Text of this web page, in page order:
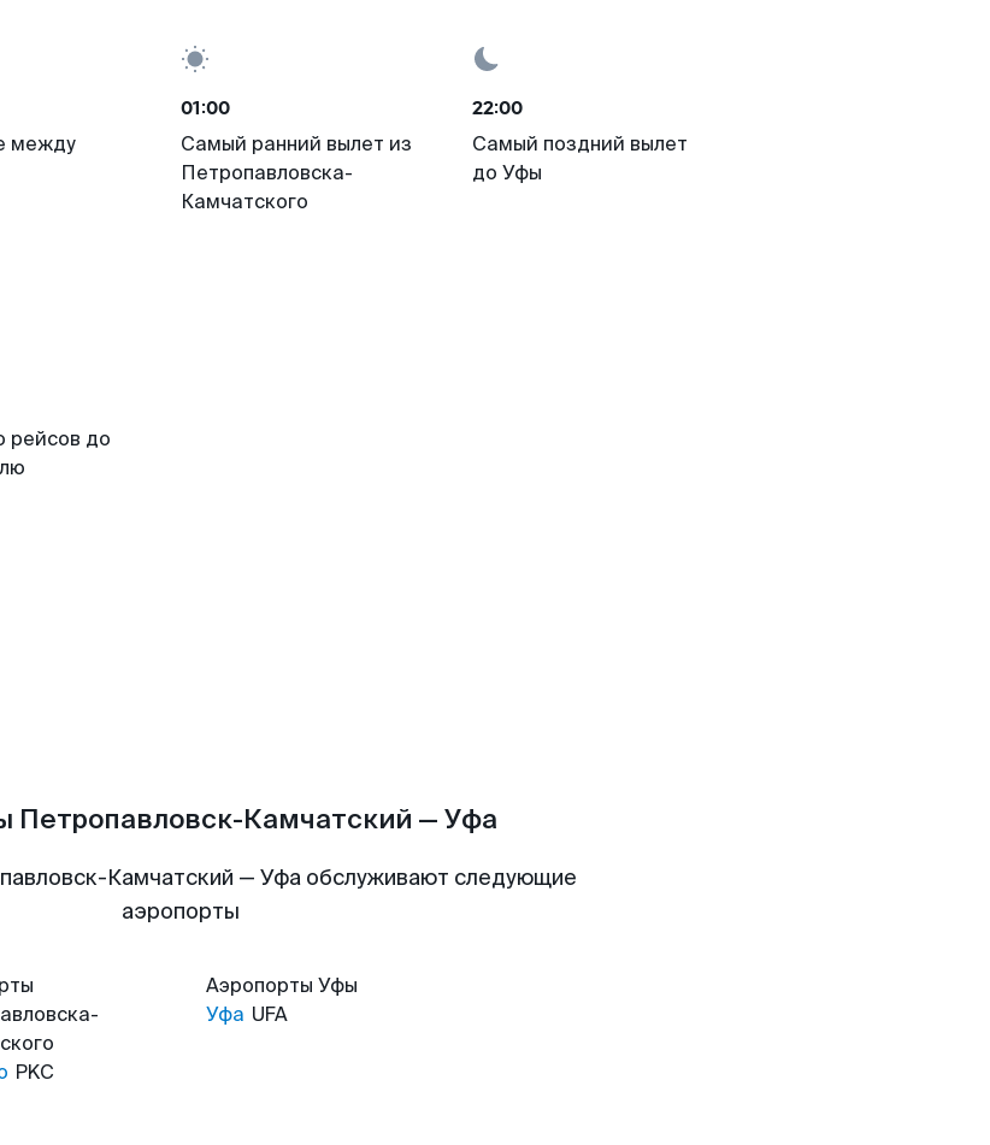
между
01:00
Самый ранний вылет из
Петропавловска-
Камчатского
22:00
Самый поздний вылет
до Уфы
рейсов до
Петропавловск-Камчатский — Уфа
Камчатский — Уфа обслуживают следующие
аэропорты
PKC
Аэропорты Уфы
Уфа UFA